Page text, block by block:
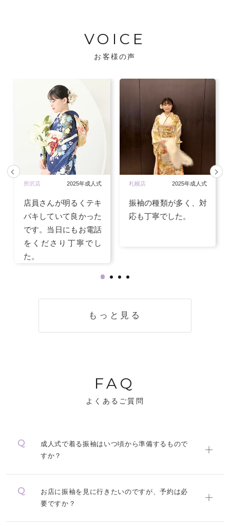
VOICE
お客様の声
所沢店 2025年成人式
店員さんが明るくテキ
パキしていて良かった
です。当日にもお電話
をくださり丁寧でし
た。
札幌店 2025年成人式
振袖の種類が多く、対
応も丁寧でした。
もっと見る
FAQ
よくあるご質問
成人式で着る振袖はいつ頃から準備するもので
すか？
お店に振袖を見に行きたいのですが、予約は必
要ですか？